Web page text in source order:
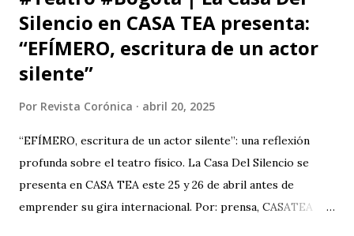
Silencio en CASA TEA presenta:
“EFÍMERO, escritura de un actor
silente”
Por Revista Corónica abril 20, 2025
“EFÍMERO, escritura de un actor silente”: una reflexión
profunda sobre el teatro físico. La Casa Del Silencio se
presenta en CASA TEA este 25 y 26 de abril antes de
emprender su gira internacional. Por: prensa, CASATEA